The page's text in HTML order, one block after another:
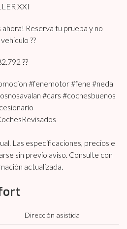
XXI
ahora! Reserva tu prueba y no
??
??
#fenemotor #fene #neda
#cars #cochesbuenos
Las especificaciones, precios e
sin previo aviso. Consulte con
actualizada.
Dirección asistida